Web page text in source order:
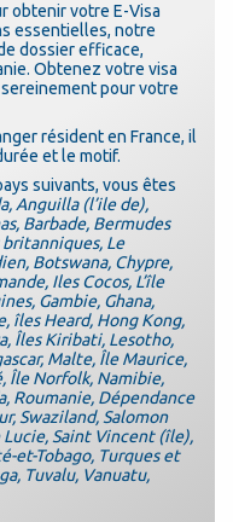
obtenir votre E-Visa
essentielles, notre
dossier efficace,
Obtenez votre visa
pour votre
résident en France, il
et le motif.
suivants, vous êtes
Anguilla (l’ile de),
Barbade, Bermudes
Le
Botswana, Chypre,
Iles Cocos, L’île
Gambie, Ghana,
îles Heard, Hong Kong,
Îles Kiribati, Lesotho,
Malte, Île Maurice,
Île Norfolk, Namibie,
Roumanie, Dépendance
Swaziland, Salomon
Saint Vincent (île),
et-Tobago, Turques et
Tuvalu, Vanuatu,